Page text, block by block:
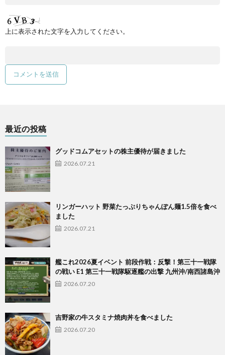
上に表示された文字を入力してください。
最近の投稿
グッドコムアセットの株主優待が届きました
2026.07.21
リンガーハット 野菜たっぷりちゃんぽん麺1.5倍を食べ
ました
2026.07.21
艦これ2026夏イベント 前段作戦：反撃！第三十一戦隊
の戦い E1 第三十一戦隊駆逐艦の出撃 九州沖/南西諸島沖
2026.07.20
吉野家の牛スタミナ焼肉丼を食べました
2026.07.20